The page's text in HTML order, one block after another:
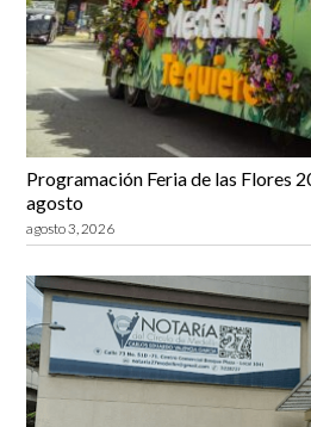
Programación Feria de las Flores
agosto
agosto 3, 2026